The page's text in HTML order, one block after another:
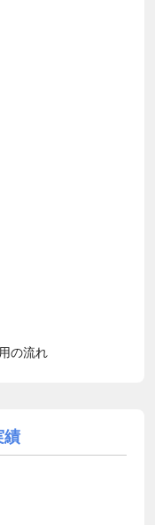
の流れ
績